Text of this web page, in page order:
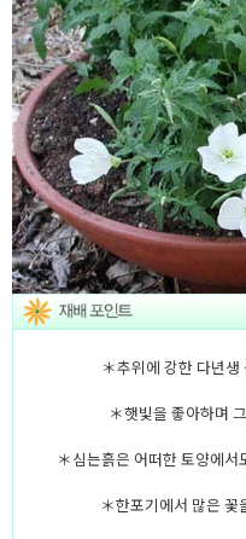
＊추위에 강한 다년
＊햇빛을 좋아하며
＊심는흙은 어떠한 토양에
＊한포기에서 많은 꽃